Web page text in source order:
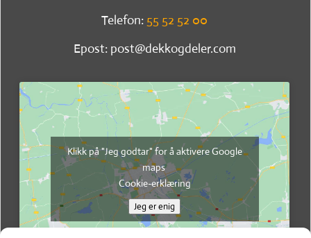
Telefon: 55 52 52 00
Epost: post@dekkogdeler.com
Klikk på "Jeg godtar" for å aktivere Google
maps
Cookie-erklæring
Jeg er enig